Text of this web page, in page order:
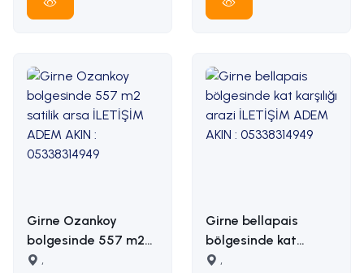
Girne Ozankoy
bolgesinde 557 m2
satilik arsa İLETİŞİM
,
Girne bellapais
bölgesinde kat
karşılığı arazi
,